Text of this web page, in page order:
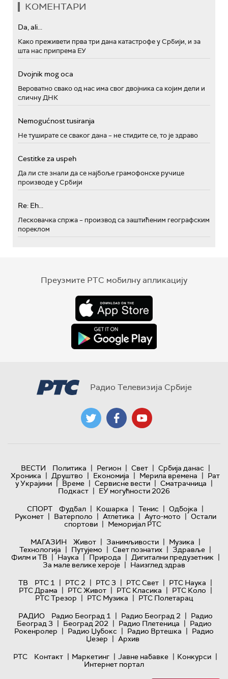
КОМЕНТАРИ
Da, ali...
Како преживети прва три дана катастрофе у Србији, и за
шта нас припрема ЕУ
Dvojnik mog oca
Вероватно свако од нас има свог двојника са којим дели и
сличну ДНК
Nemogućnost tusiranja
Не туширате се сваког дана – не стидите се, то је здраво
Cestitke za uspeh
Да ли сте знали да се најбоље грамофонске ручице
производе у Србији
Re: Eh...
Лесковачка спржа – производ са заштићеним географским
пореклом
Преузмите РТС мобилну апликацију
Радио Телевизија Србије
ВЕСТИ Политика | Регион | Свет | Србија данас |
Хроника | Друштво | Економија | Мерила времена | Рат
у Украјини | Време | Сервисне вести | Сматрачница |
Подкаст | ЕУ могућности 2026
СПОРТ
Фудбал | Кошарка | Тенис | Одбојка |
Рукомет | Ватерполо | Атлетика | Ауто-мото | Остали
спортови | Меморијал РТС
МАГАЗИН
Живот | Занимљивости | Музика |
Технологијa | Путујемо | Свет познатих | Здравље |
Филм и ТВ | Наука | Природа | Дигитални предузетник |
За мале велике хероје | Наизглед здрав
ТВ
РТС 1 | РТС 2 | РТС 3 | РТС Свет | РТС Наука |
РТС Драма | РТС Живот | РТС Класика | РТС Коло |
РТС Трезор | РТС Музика | РТС Полетарац
РАДИО
Радио Београд 1 | Радио Београд 2 | Радио
Београд 3 | Београд 202 | Радио Плетеница | Радио
Рокенролер | Радио Џубокс | Радио Вртешка | Радио
Џезер | Архив
РТС
Контакт | Маркетинг | Јавне набавке | Конкурси |
Интернет портал